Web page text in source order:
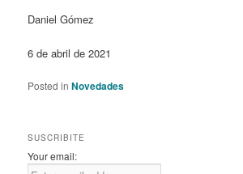
Daniel Gómez
6 de abril de 2021
Posted in Novedades
SUSCRIBITE
Your email: